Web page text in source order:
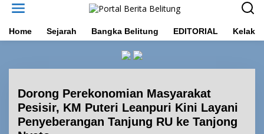
t
Home Sejarah Bangka Belitung EDITORIAL Kelakar
Dorong Perekonomian Masyarakat
Pesisir, KM Puteri Leanpuri Kini Layani
Penyeberangan Tanjung RU ke Tanjong